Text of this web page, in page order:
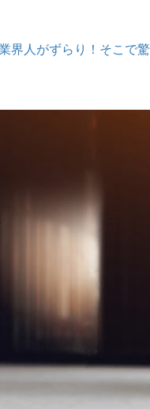
界人がずらり！そこで